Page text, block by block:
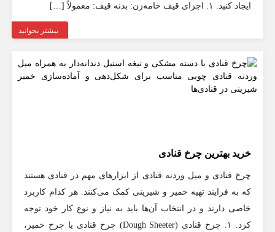
ایجاد کنید. ۱. اجزای قیف خامه‌زن: بدنه قیف: معمولاً […]
بیشتر بخوانید
خرید بهترین چرخ قنادی
چرخ قنادی و میل وردنه قنادی از ابزارهای مهم در قنادی هستند
که به فرایند تهیه خمیر و شیرینی کمک می‌کنند. هر کدام کاربرد
خاصی دارند و در انتخاب آن‌ها باید به نیاز و نوع کار خود توجه
کرد. ۱. چرخ قنادی (Dough Sheeter) چرخ قنادی یا چرخ خمیر،